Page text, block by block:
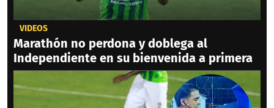
VIDEOS
Marathón no perdona y doblega al
Independiente en su bienvenida a primera